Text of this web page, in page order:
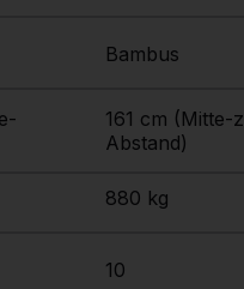
Bambus
161 cm (Mitte-
Abstand)
880 kg
10